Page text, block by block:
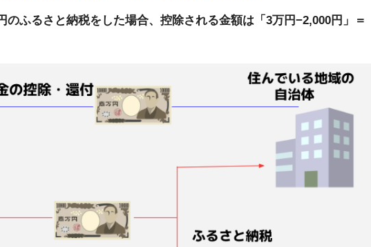
のふるさと納税をした場合、控除される金額は「3万円−2,000円」＝